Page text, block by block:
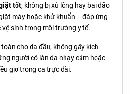
tốt, không bị xù lông hay bai dão
máy hoặc khử khuẩn – đáp ứng
vệ sinh trong môi trường y tế.
cho da đầu, không gây kích
người có làn da nhạy cảm hoặc
giờ trong ca trực dài.